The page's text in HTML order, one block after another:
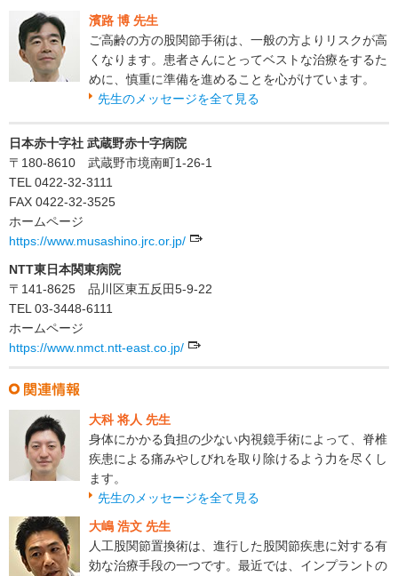
濱路 博 先生
ご高齢の方の股関節手術は、一般の方よりリスクが高
くなります。患者さんにとってベストな治療をするた
めに、慎重に準備を進めることを心がけています。
先生のメッセージを全て見る
日本赤十字社 武蔵野赤十字病院
〒180-8610 武蔵野市境南町1-26-1
TEL 0422-32-3111
FAX 0422-32-3525
ホームページ
https://www.musashino.jrc.or.jp/
NTT東日本関東病院
〒141-8625 品川区東五反田5-9-22
TEL 03-3448-6111
ホームページ
https://www.nmct.ntt-east.co.jp/
大科 将人 先生
身体にかかる負担の少ない内視鏡手術によって、脊椎
疾患による痛みやしびれを取り除けるよう力を尽くし
ます。
先生のメッセージを全て見る
大嶋 浩文 先生
人工股関節置換術は、進行した股関節疾患に対する有
効な治療手段の一つです。最近では、インプラントの